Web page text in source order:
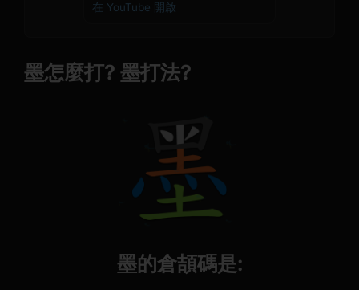
在 YouTube 開啟
墨怎麼打? 墨打法?
墨的倉頡碼是: